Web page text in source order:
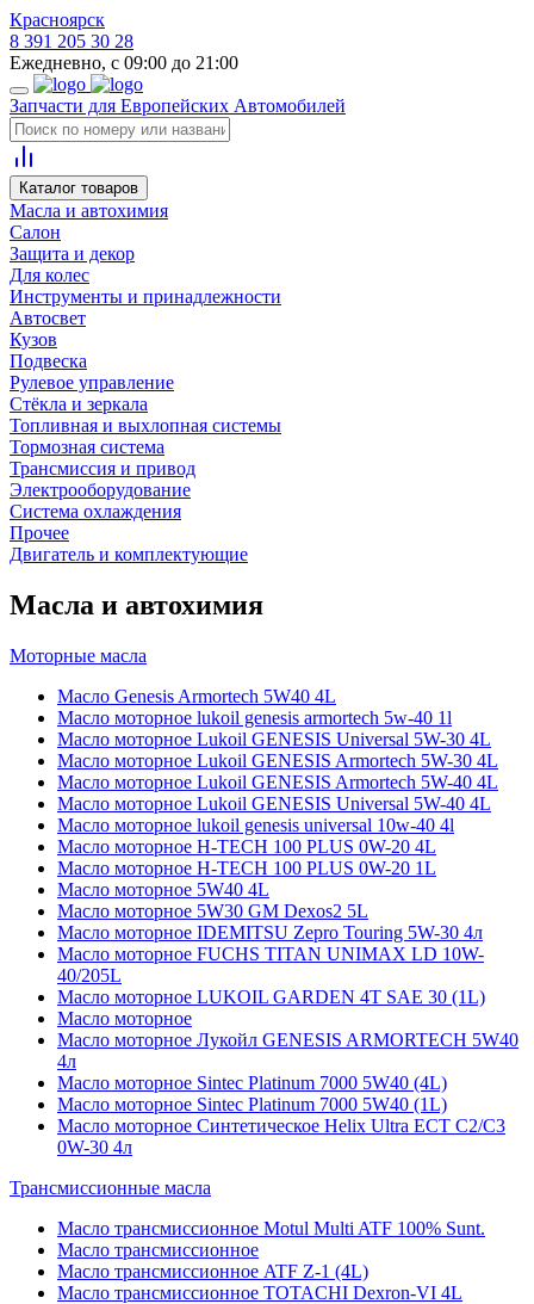
Красноярск
8 391 205 30 28
Ежедневно, с 09:00 до 21:00
Запчасти для Европейских Автомобилей
Каталог товаров
Масла и автохимия
Салон
Защита и декор
Для колес
Инструменты и принадлежности
Автосвет
Кузов
Подвеска
Рулевое управление
Стёкла и зеркала
Топливная и выхлопная системы
Тормозная система
Трансмиссия и привод
Электрооборудование
Система охлаждения
Прочее
Двигатель и комплектующие
Масла и автохимия
Моторные масла
Масло Genesis Armortech 5W40 4L
Масло моторное lukoil genesis armortech 5w-40 1l
Масло моторное Lukoil GENESIS Universal 5W-30 4L
Масло моторное Lukoil GENESIS Armortech 5W-30 4L
Масло моторное Lukoil GENESIS Armortech 5W-40 4L
Масло моторное Lukoil GENESIS Universal 5W-40 4L
Масло моторное lukoil genesis universal 10w-40 4l
Масло моторное H-TECH 100 PLUS 0W-20 4L
Масло моторное H-TECH 100 PLUS 0W-20 1L
Масло моторное 5W40 4L
Масло моторное 5W30 GM Dexos2 5L
Масло моторное IDEMITSU Zepro Touring 5W-30 4л
Масло моторное FUCHS TITAN UNIMAX LD 10W-
40/205L
Масло моторное LUKOIL GARDEN 4Т SAE 30 (1L)
Масло моторное
Масло моторное Лукойл GENESIS ARMORTECH 5W40
4л
Масло моторное Sintec Platinum 7000 5W40 (4L)
Масло моторное Sintec Platinum 7000 5W40 (1L)
Масло моторное Синтетическое Helix Ultra ECT C2/C3
0W-30 4л
Трансмиссионные масла
Масло трансмиссионное Motul Multi ATF 100% Sunt.
Масло трансмиссионное
Масло трансмиссионное ATF Z-1 (4L)
Масло трансмиссионное TOTACHI Dexron-VI 4L